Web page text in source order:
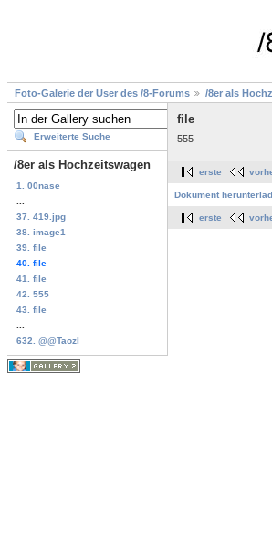
Foto-Galerie der User des /8-Forums /8er als
Erweiterte Suche
/8er als Hochzeitswagen
1. 00nase
37. 419.jpg
38. image1
39. file
40. file
41. file
42. 555
43. file
632. @@TaozI
file
555
erste
Dokument
erste